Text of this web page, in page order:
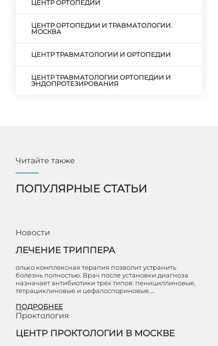
ЦЕНТР ОРТОПЕДИИ
ЦЕНТР ОРТОПЕДИИ И ТРАВМАТОЛОГИИ.
МОСКВА
ЦЕНТР ТРАВМАТОЛОГИИ И ОРТОПЕДИИ
ЦЕНТР ТРАВМАТОЛОГИИ ОРТОПЕДИИ И
ЭНДОПРОТЕЗИРОВАНИЯ
Читайте также
ПОПУЛЯРНЫЕ СТАТЬИ
Новости
ЛЕЧЕНИЕ ТРИППЕРА
олько комплексная терапия позволит устранить
болезнь полностью. Врач после установки диагноза
назначает антибиотики трех типов: пенициллиновые,
тетрациклиновые и цефалоспориновые.…
ПОДРОБНЕЕ
Проктология
ЦЕНТР ПРОКТОЛОГИИ В МОСКВЕ